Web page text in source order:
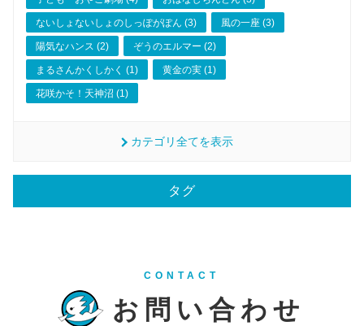
ないしょないしょのしっぽがぽん (3) 風の一座 (3)
陽気なハンス (2) ぞうのエルマー (2)
まるさんかくしかく (1) 黄金の実 (1)
花咲かそ！天神沼 (1)
カテゴリ全てを表示
タグ
CONTACT
お問い合わせ